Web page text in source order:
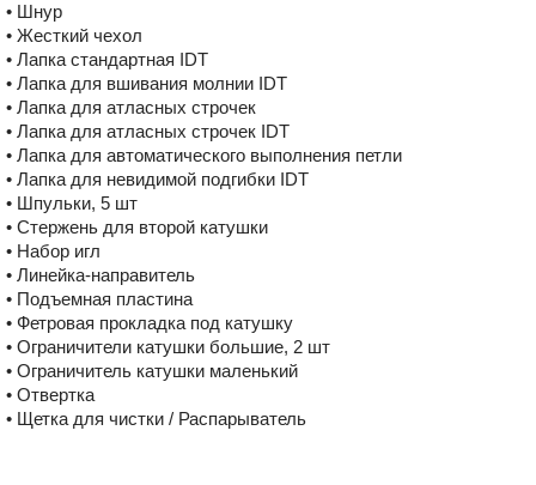
• Шнур
• Жесткий чехол
• Лапка стандартная IDT
• Лапка для вшивания молнии IDT
• Лапка для атласных строчек
• Лапка для атласных строчек IDT
• Лапка для автоматического выполнения петли
• Лапка для невидимой подгибки IDT
• Шпульки, 5 шт
• Стержень для второй катушки
• Набор игл
• Линейка-направитель
• Подъемная пластина
• Фетровая прокладка под катушку
• Ограничители катушки большие, 2 шт
• Ограничитель катушки маленький
• Отвертка
• Щетка для чистки / Распарыватель